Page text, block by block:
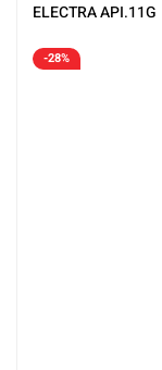
ELECTRA API.11G
-28%